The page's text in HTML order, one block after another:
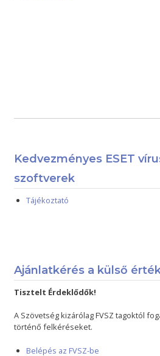
Kedvezményes ESET
szoftverek
Tájékoztató
Ajánlatkérés a külső
Tisztelt Érdeklődők!
A Szövetség kizárólag FVSZ tagoktól
történő felkéréseket.
Belépés az FVSZ-be